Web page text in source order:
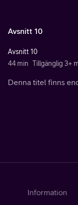
Avsnitt 10
Avsnitt 10
44 min Tillgänglig 3+
Denna titel finns
Information